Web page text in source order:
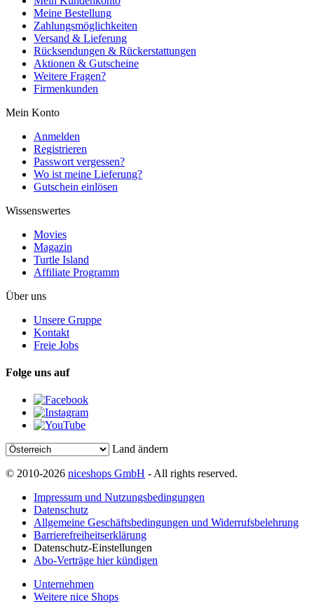
Meine Bestellung
Zahlungsmöglichkeiten
Versand & Lieferung
Rücksendungen & Rückerstattungen
Aktionen & Gutscheine
Weitere Fragen?
Firmenkunden
Mein Konto
Anmelden
Registrieren
Passwort vergessen?
Wo ist meine Lieferung?
Gutschein einlösen
Wissenswertes
Movies
Magazin
Turtle Island
Affiliate Programm
Über uns
Unsere Gruppe
Kontakt
Freie Jobs
Folge uns auf
Land ändern
© 2010-2026 niceshops GmbH - All rights reserved.
Impressum und Nutzungsbedingungen
Datenschutz
Allgemeine Geschäftsbedingungen und Widerrufsbelehrung
Barrierefreiheitserklärung
Datenschutz-Einstellungen
Abo-Verträge hier kündigen
Unternehmen
Weitere nice Shops